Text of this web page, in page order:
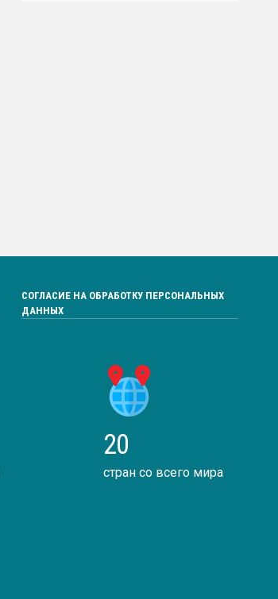
СОГЛАСИЕ НА ОБРАБОТКУ ПЕРСОНАЛЬНЫХ
ДАННЫХ
20
стран со всего мира